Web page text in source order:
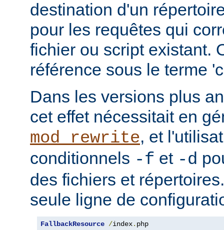
destination d'un
pour les requêtes qui
fichier ou script existant.
référence sous le terme
Dans les versions plus
cet effet nécessitait en
mod_rewrite, et
conditionnels -f et -d
des fichiers et
seule ligne de
FallbackResource /index. php